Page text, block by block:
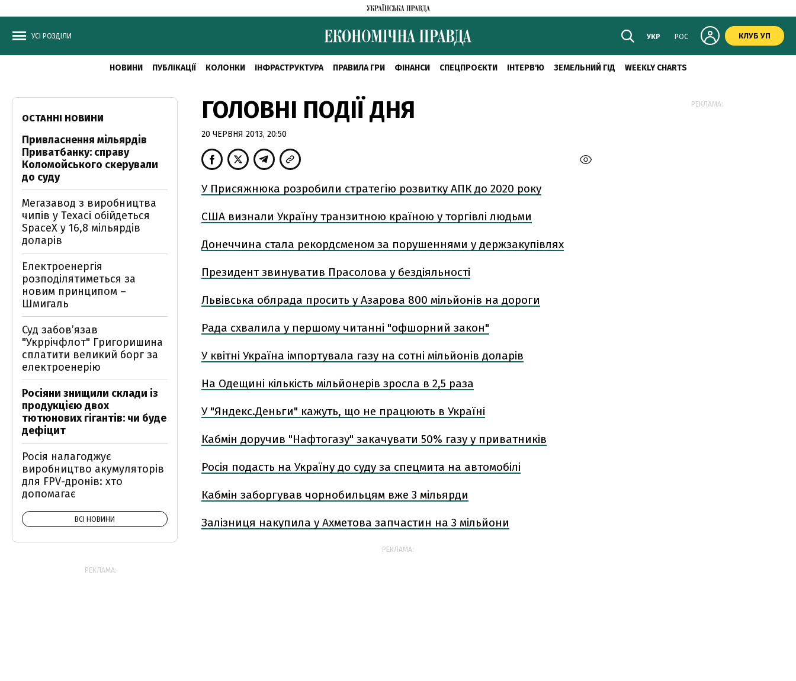
УСІ РОЗДІЛИ УКР РОС КЛУБ УП
НОВИНИ ПУБЛІКАЦІЇ КОЛОНКИ ІНФРАСТРУКТУРА ПРАВИЛА ГРИ ФІНАНСИ СПЕЦПРОЄКТИ ІНТЕРВ'Ю ЗЕМЕЛЬНИЙ ГІД WEEKLY CHARTS
ГОЛОВНІ ПОДІЇ ДНЯ
20 ЧЕРВНЯ 2013, 20:50
У Присяжнюка розробили стратегію розвитку АПК до 2020 року
США визнали Україну транзитною країною у торгівлі людьми
Донеччина стала рекордсменом за порушеннями у держзакупівлях
Президент звинуватив Прасолова у бездіяльності
Львівська облрада просить у Азарова 800 мільйонів на дороги
Рада схвалила у першому читанні "офшорний закон"
У квітні Україна імпортувала газу на сотні мільйонів доларів
На Одещині кількість мільйонерів зросла в 2,5 раза
У "Яндекс.Деньги" кажуть, що не працюють в Україні
Кабмін доручив "Нафтогазу" закачувати 50% газу у приватників
Росія подасть на Україну до суду за спецмита на автомобілі
Кабмін заборгував чорнобильцям вже 3 мільярди
Залізниця накупила у Ахметова запчастин на 3 мільйони
РЕКЛАМА:
ОСТАННІ НОВИНИ
Привласнення мільярдів
Приватбанку: справу
Коломойського скерували
до суду
Мегазавод з виробництва
чипів у Техасі обійдеться
SpaceX у 16,8 мільярдів
доларів
Електроенергія
розподілятиметься за
новим принципом –
Шмигаль
Суд забов’язав
"Укррічфлот" Григоришина
сплатити великий борг за
електроенерію
Росіяни знищили склади із
продукцією двох
тютюнових гігантів: чи буде
дефіцит
Росія налагоджує
виробництво акумуляторів
для FPV-дронів: хто
допомагає
ВСІ НОВИНИ
РЕКЛАМА:
РЕКЛАМА: